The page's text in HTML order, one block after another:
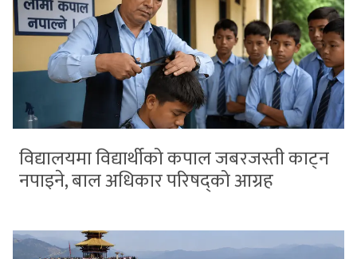
विद्यालयमा विद्यार्थीको कपाल जबरजस्ती काट्न
नपाइने, बाल अधिकार परिषद्को आग्रह